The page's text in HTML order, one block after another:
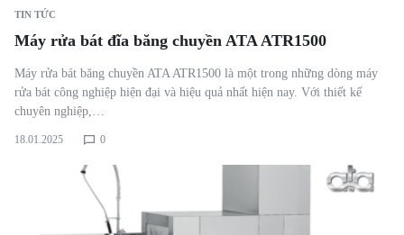
TIN TỨC
Máy rửa bát đĩa băng chuyền ATA ATR1500
Máy rửa bát băng chuyền ATA ATR1500 là một trong những dòng máy
rửa bát công nghiệp hiện đại và hiệu quả nhất hiện nay. Với thiết kế
chuyên nghiệp,…
18.01.2025 0